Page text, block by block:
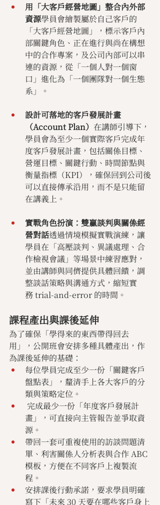
用「大客戶經營地圖」整合內外部
資源學員會繪製屬於自己客戶的
「大客戶經營地圖」，標示客戶內
部關鍵角色、正在進行與尚在構想
中的合作專案，及公司內部可以串
連的資源，從「一個人對一個窗
口」進化為「一個團隊對一個生態
系」。
設計可落地的客戶發展計畫
（Account Plan） 在講師引導下，
學員會為至少一個實際客戶完成年
度客戶發展計畫，包括關係目標、
營運目標、關鍵行動、時間節點與
衡量指標（KPI），確保回到公司後
可以直接傳承沿用，而不是只能留
在講義上。
實戰角色扮演：雙贏談判與關係經
營對話透過情境模擬實戰演練，讓
學員在「高壓談判、異議處理、合
作檢視會議」等場景中練習應對，
並由講師與同儕提供具體回饋，調
整談話策略與溝通方式，縮短實
務 trial-and-error 的時間。
課程產出與課後延伸
為了確保「學得來的東西帶得回去
用」，公開班會安排多種具體產出，作
為課後延伸的基礎：
每位學員完成至少一份「關鍵客戶
盤點表」，釐清手上各大客戶的分
類與策略定位。
畫」，可直接向主管報告並爭取資
源。
帶回一套可重複使用的訪談問題清
單、利害關係人分析表與合作 ABC
模板，方便在不同客戶上複製流
程。
安排課後行動承諾，要求學員明確
寫下「未來 30 天要在哪些客戶身上